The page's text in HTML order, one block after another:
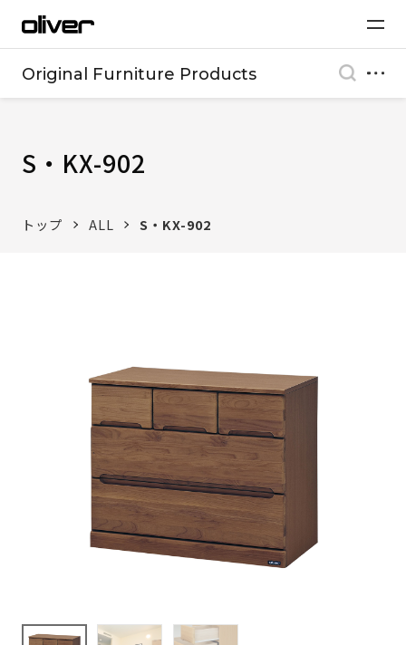
Original Furniture Products
S・KX-902
トップ ALL S・KX-902